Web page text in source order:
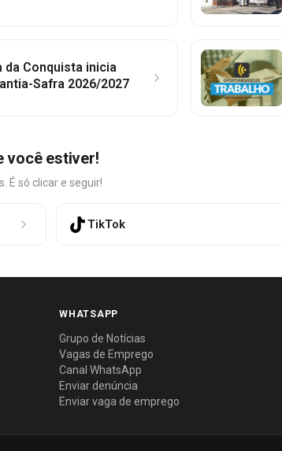
Conquista inicia
Safra 2026/2027
você estiver!
É só clicar e seguir!
TikTok
WHATSAPP
Grupo de Notícias
Vagas de Emprego
Canal WhatsApp
Enviar denúncia
Enviar vaga de emprego